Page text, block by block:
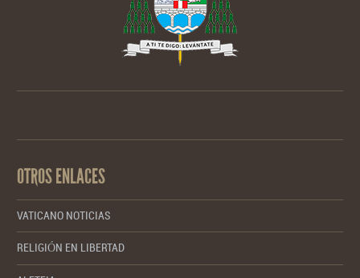
OTROS ENLACES
VATICANO NOTICIAS
RELIGIÓN EN LIBERTAD